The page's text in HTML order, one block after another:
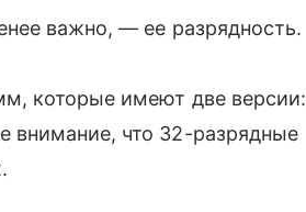
важно, — ее разрядность.
которые имеют две версии:
внимание, что 32-разрядные